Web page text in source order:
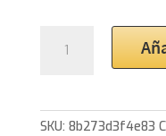
Detroit
Baloncesto
SKU: 8b273d3f4e83